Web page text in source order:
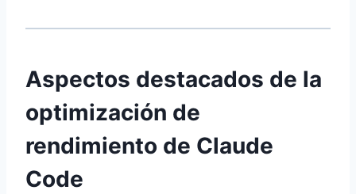
Aspectos destacados de la
optimización de
rendimiento de Claude
Code